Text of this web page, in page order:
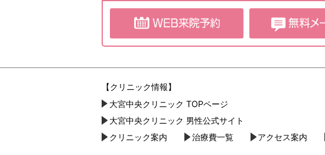
【クリニック情報】
大宮中央クリニック TOPページ
大宮中央クリニック 男性公式サイト
クリニック案内
治療費一覧 アクセス案内